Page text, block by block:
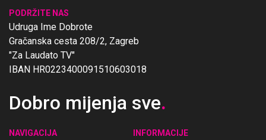
PODRŽITE NAS
Udruga Ime Dobrote
Gračanska cesta 208/2, Zagreb
"Za Laudato TV"
IBAN HR0223400091510603018
Dobro mijenja sve.
NAVIGACIJA
INFORMACIJE